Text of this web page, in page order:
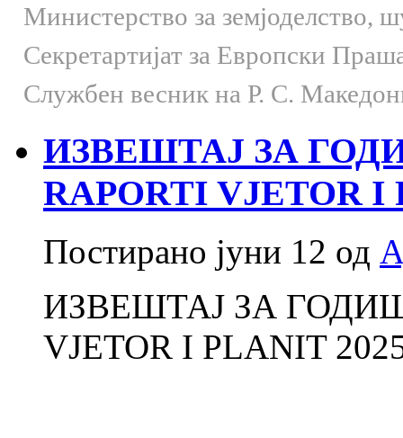
Министерство за земјоделство,
Секретартијат за Европски
Службен весник на Р. С.
ИЗВЕШТАЈ ЗА
RAPORTI VJETOR I
Постирано јуни 12 од
ИЗВЕШТАЈ ЗА
VJETOR I PLANIT